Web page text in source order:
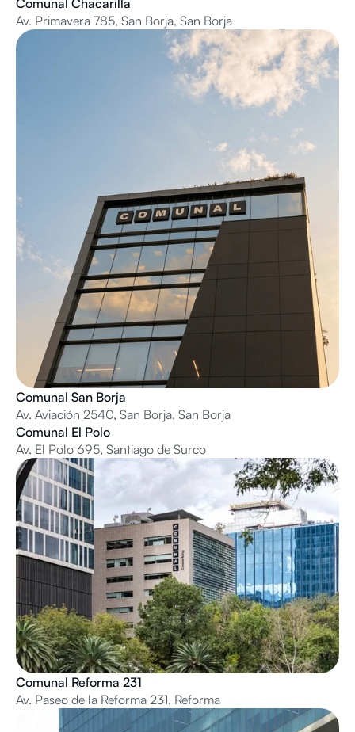
Comunal Chacarilla
Av. Primavera 785, San Borja, San Borja
Comunal San Borja
Av. Aviación 2540, San Borja, San Borja
Comunal El Polo
Av. El Polo 695, Santiago de Surco
Comunal Reforma 231
Av. Paseo de la Reforma 231, Reforma